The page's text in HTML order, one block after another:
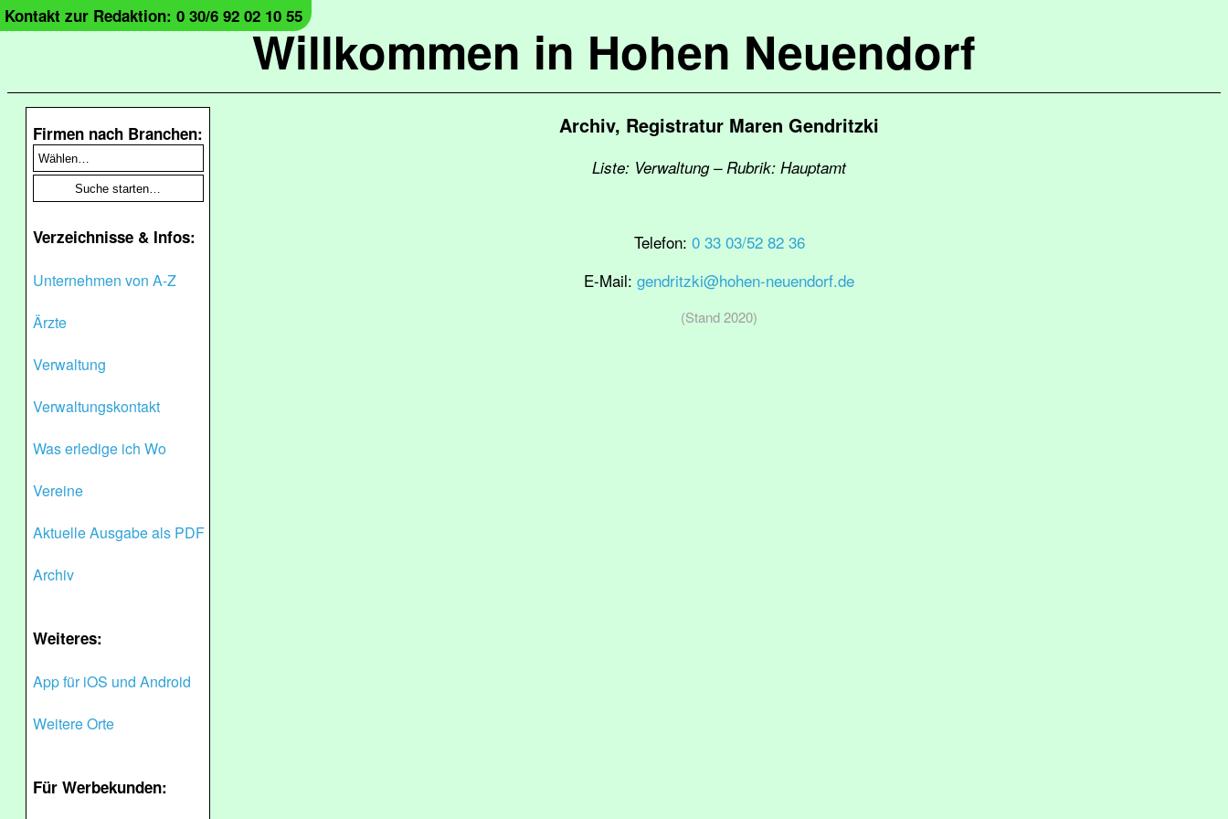
Willkommen in Hohen Neuendorf
Kontakt zur Redaktion: 0 30/6 92 02 10 55
Firmen nach Branchen:
Verzeichnisse & Infos:
Unternehmen von A-Z
Ärzte
Verwaltung
Verwaltungskontakt
Was erledige ich Wo
Vereine
Aktuelle Ausgabe als PDF
Archiv
Weiteres:
App für iOS und Android
Weitere Orte
Für Werbekunden:
Archiv, Registratur Maren Gendritzki
Liste: Verwaltung – Rubrik: Hauptamt
Telefon: 0 33 03/52 82 36
E-Mail: gendritzki@hohen-neuendorf.de
(Stand 2020)